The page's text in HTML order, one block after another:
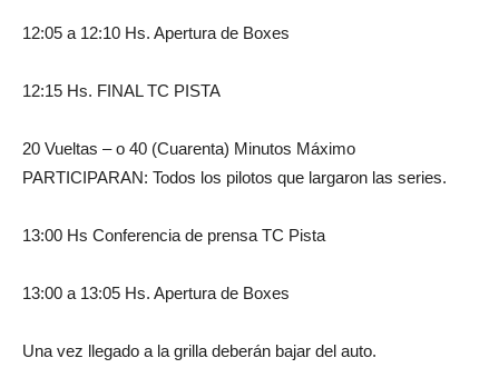
12:05 a 12:10 Hs. Apertura de Boxes
12:15 Hs. FINAL TC PISTA
20 Vueltas – o 40 (Cuarenta) Minutos Máximo
PARTICIPARAN: Todos los pilotos que largaron las series.
13:00 Hs Conferencia de prensa TC Pista
13:00 a 13:05 Hs. Apertura de Boxes
Una vez llegado a la grilla deberán bajar del auto.